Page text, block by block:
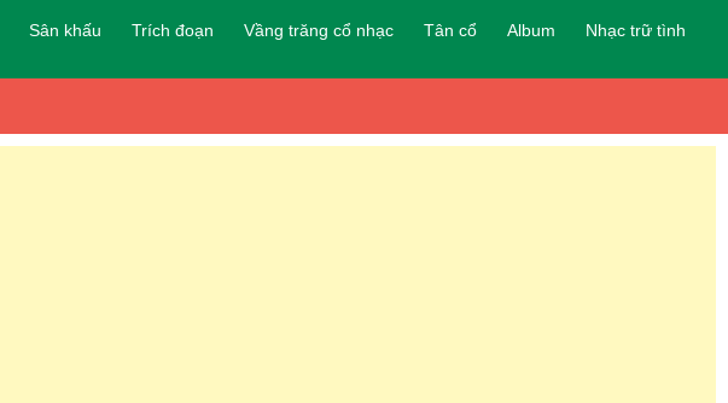
Sân khấu Trích đoạn Vầng trăng cổ nhạc Tân cổ Album Nhạc trữ tình